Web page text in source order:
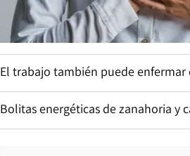
El trabajo también puede enfermar
Bolitas energéticas de zanahoria y